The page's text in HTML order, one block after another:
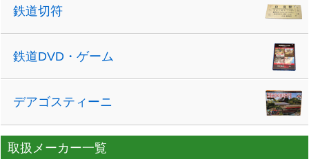
鉄道切符
鉄道DVD・ゲーム
デアゴスティーニ
取扱メーカー一覧